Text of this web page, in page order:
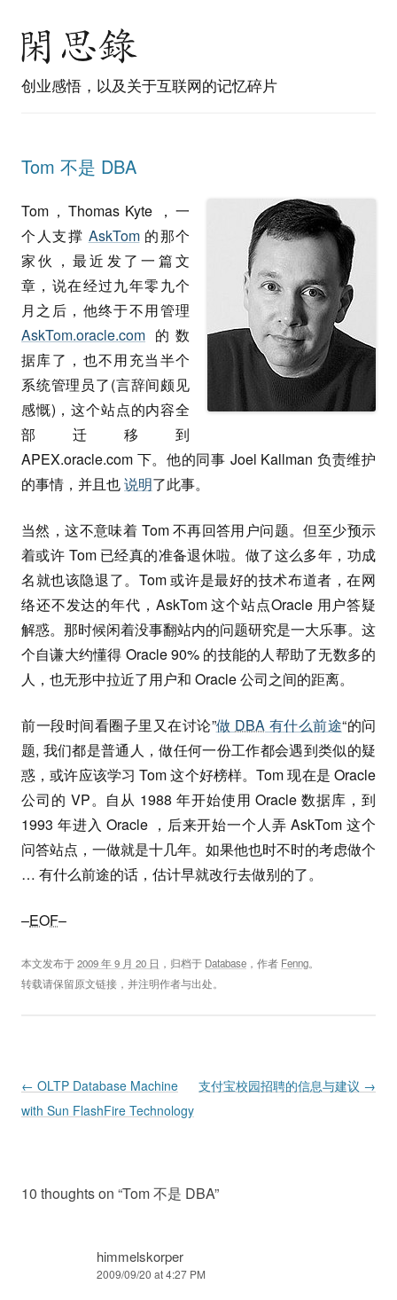
创业感悟，以及关于互联网的记忆碎片
Tom 不是 DBA
Tom，Thomas Kyte ，一
个人支撑 AskTom的那个
家伙，最近发了一篇文
章，说在经过九年零九个
月之后，他终于不用管理
AskTom.oracle.com 的数
据库了，也不用充当半个
系统管理员了(言辞间颇见
感慨)，这个站点的内容全
部迁移到
APEX.oracle.com 下。他的同事 Joel Kallman 负责维护
的事情，并且也说明了此事。
当然，这不意味着 Tom 不再回答用户问题。但至少预示
着或许 Tom 已经真的准备退休啦。做了这么多年，功成
名就也该隐退了。Tom 或许是最好的技术布道者，在网
络还不发达的年代，AskTom 这个站点Oracle 用户答疑
解惑。那时候闲着没事翻站内的问题研究是一大乐事。这
个自谦大约懂得 Oracle 90% 的技能的人帮助了无数多的
人，也无形中拉近了用户和 Oracle 公司之间的距离。
前一段时间看圈子里又在讨论”做 DBA 有什么前途“的问
题, 我们都是普通人，做任何一份工作都会遇到类似的疑
惑，或许应该学习 Tom 这个好榜样。Tom 现在是 Oracle
公司的 VP。自从 1988 年开始使用 Oracle 数据库，到
1993 年进入 Oracle ，后来开始一个人弄 AskTom 这个
问答站点，一做就是十几年。如果他也时不时的考虑做个
… 有什么前途的话，估计早就改行去做别的了。
–EOF–
本文发布于2009 年 9 月 20 日 ，归档于 Database ，作者 Fenng。
转载请保留原文链接，并注明作者与出处。
Post navigation
← OLTP Database Machine
with Sun FlashFire Technology
支付宝校园招聘的信息与建议 →
10 thoughts on “Tom 不是 DBA”
himmelskorper
2009/09/20 at 4:27 PM